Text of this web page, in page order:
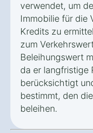
verwendet, um
Immobilie für die
Kredits zu
zum
Beleihungswert
da er langfristige
berücksichtigt
bestimmt, den
beleihen.